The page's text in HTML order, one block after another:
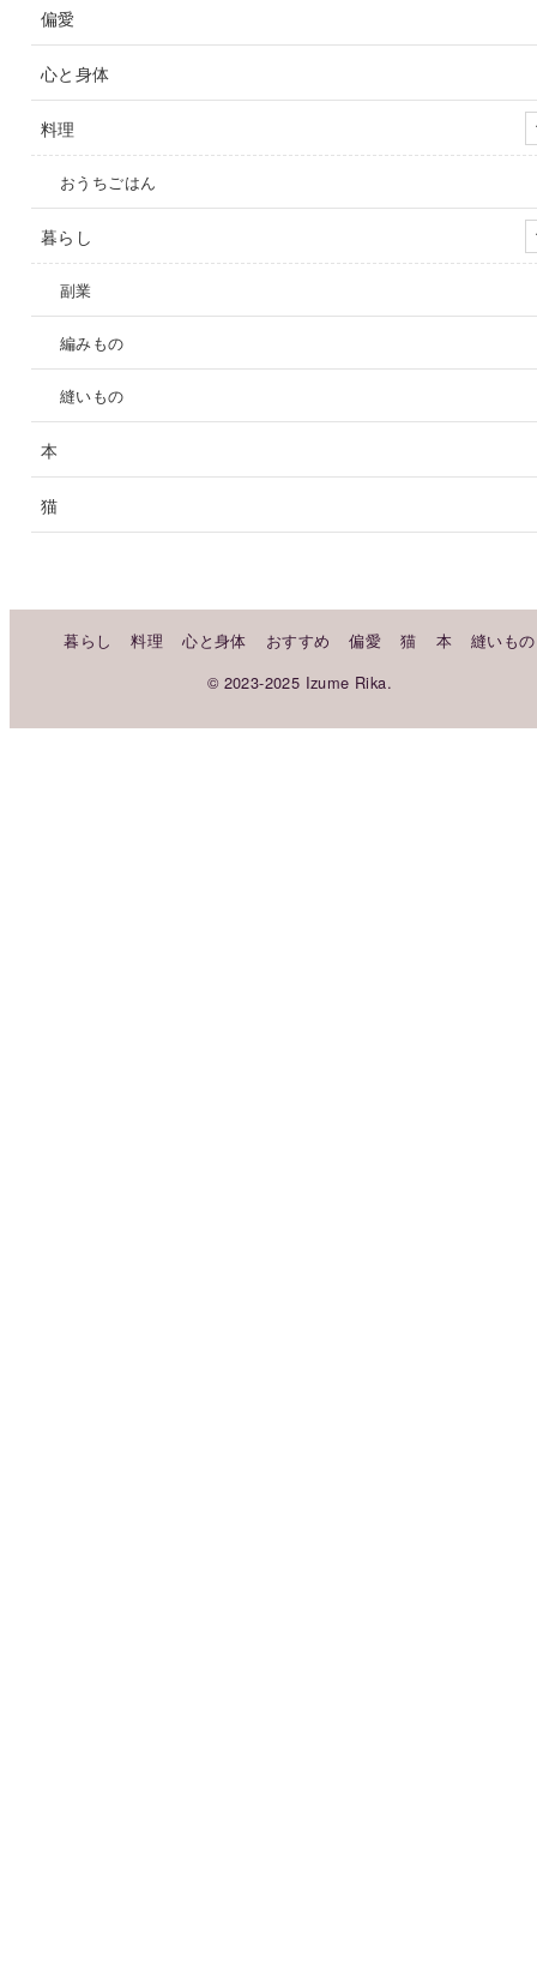
偏愛
心と身体
料理
おうちごはん
暮らし
副業
編みもの
縫いもの
本
猫
暮らし 料理 心と身体 おすすめ 偏愛 猫 本
縫いもの
© 2023-2025 Izume Rika.